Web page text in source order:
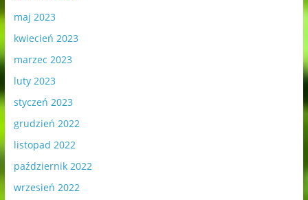
maj 2023
kwiecień 2023
marzec 2023
luty 2023
styczeń 2023
grudzień 2022
listopad 2022
październik 2022
wrzesień 2022